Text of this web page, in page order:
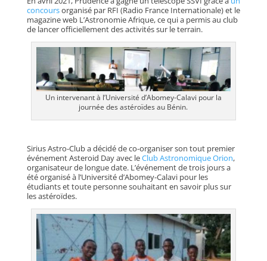
concoursorganisé par RFI (Radio France Internationale) et le
magazine web L’Astronomie Afrique, ce qui a permis au club
de lancer officiellement des activités sur le terrain.
Un intervenant à l’Université d’Abomey-Calavi pour la
journée des astéroïdes au Bénin.
Sirius Astro-Club a décidé de co-organiser son tout premier
événement Asteroid Day avec leClub Astronomique Orion,
organisateur de longue date. L’événement de trois jours a
été organisé à l’Université d’Abomey-Calavi pour les
étudiants et toute personne souhaitant en savoir plus sur
les astéroïdes.